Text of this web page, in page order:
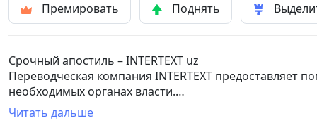
Премировать Поднять
Срочный апостиль – INTERTEXT uz
Переводческая компания INTERTEXT предоставляет
необходимых органах власти.
Услуга доступна для ограниченного списка
Читать дальше